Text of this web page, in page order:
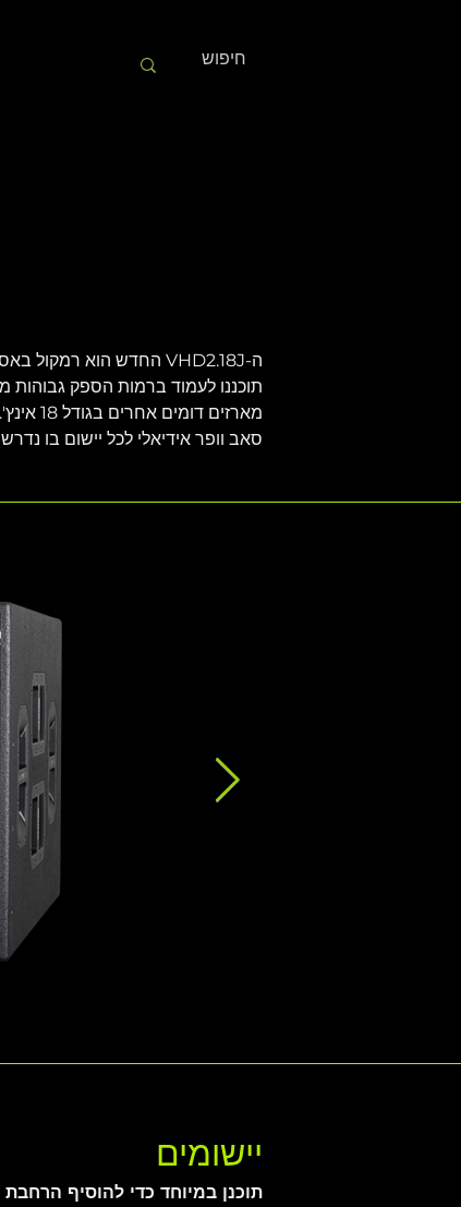
סאב וופר אידיאלי לכל יישום בו
יישומים
תוכנן במיוחד כדי להוסיף